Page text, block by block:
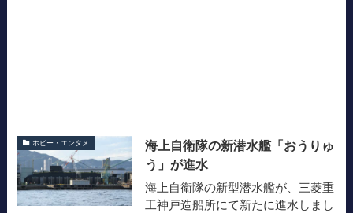
ホビー・エンタメ
海上自衛隊の新潜水艦「おうりゅ
う」が進水
海上自衛隊の新型潜水艦が、三菱重
工神戸造船所にて新たに進水しまし